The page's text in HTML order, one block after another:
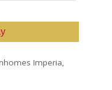
Imperia,